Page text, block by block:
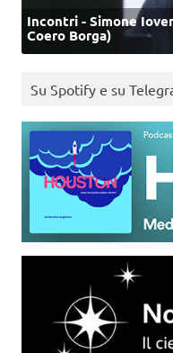
Incontri - Simone
Coero Borga)
Su Spotify e su